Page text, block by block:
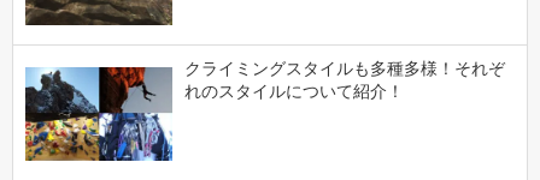
クライミングスタイルも多種多様！それぞ
れのスタイルについて紹介！